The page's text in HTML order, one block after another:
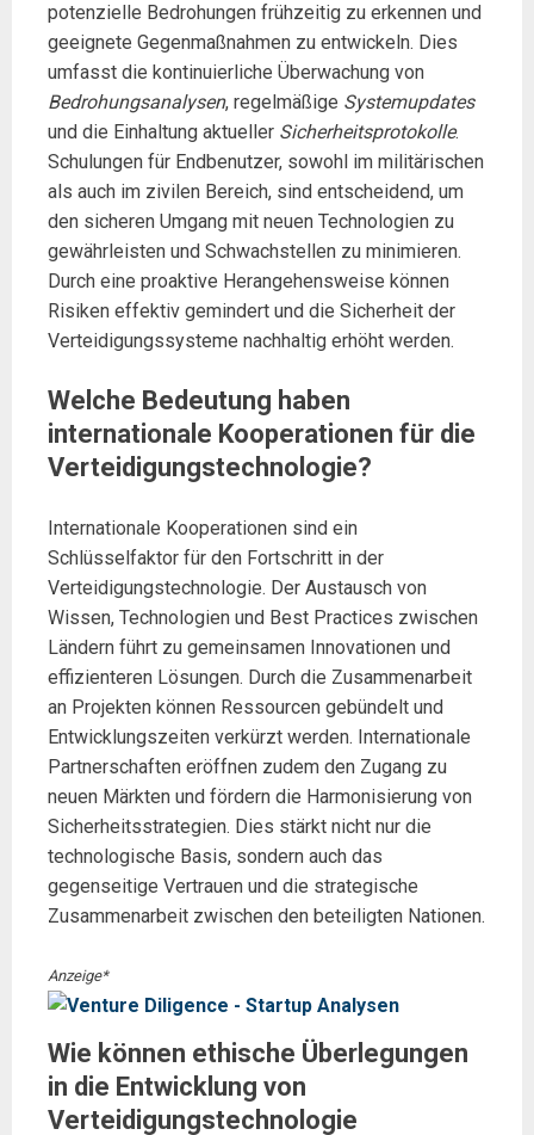
potenzielle Bedrohungen frühzeitig zu erkennen und
geeignete Gegenmaßnahmen zu entwickeln. Dies
umfasst die kontinuierliche Überwachung von
Bedrohungsanalysen, regelmäßige Systemupdates
und die Einhaltung aktueller Sicherheitsprotokolle.
Schulungen für Endbenutzer, sowohl im militärischen
als auch im zivilen Bereich, sind entscheidend, um
den sicheren Umgang mit neuen Technologien zu
gewährleisten und Schwachstellen zu minimieren.
Durch eine proaktive Herangehensweise können
Risiken effektiv gemindert und die Sicherheit der
Verteidigungssysteme nachhaltig erhöht werden.
Welche Bedeutung haben
internationale Kooperationen für die
Verteidigungstechnologie?
Internationale Kooperationen sind ein
Schlüsselfaktor für den Fortschritt in der
Verteidigungstechnologie. Der Austausch von
Wissen, Technologien und Best Practices zwischen
Ländern führt zu gemeinsamen Innovationen und
effizienteren Lösungen. Durch die Zusammenarbeit
an Projekten können Ressourcen gebündelt und
Entwicklungszeiten verkürzt werden. Internationale
Partnerschaften eröffnen zudem den Zugang zu
neuen Märkten und fördern die Harmonisierung von
Sicherheitsstrategien. Dies stärkt nicht nur die
technologische Basis, sondern auch das
gegenseitige Vertrauen und die strategische
Zusammenarbeit zwischen den beteiligten Nationen.
Anzeige*
Wie können ethische Überlegungen
in die Entwicklung von
Verteidigungstechnologie